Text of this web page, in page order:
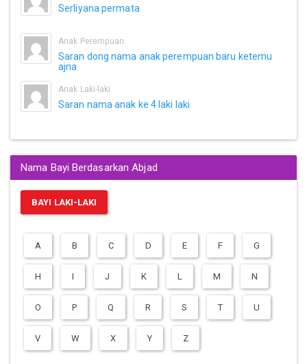
Serliyana permata
Anak Perempuan
Saran dong nama anak perempuan baru ketemu
ajna
Anak Laki-laki
Saran nama anak ke 4 laki laki
Nama Bayi Berdasarkan Abjad
BAYI LAKI-LAKI
A B C D E F G
H I J K L M N
O P Q R S T U
V W X Y Z